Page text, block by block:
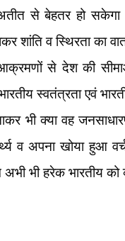
अतीत से बेहतर हो
शांति व स्थिरता का
से देश की
स्वतंत्रता एवं
भी क्या वह
व अपना खोया हुआ
भी हरेक भारतीय को